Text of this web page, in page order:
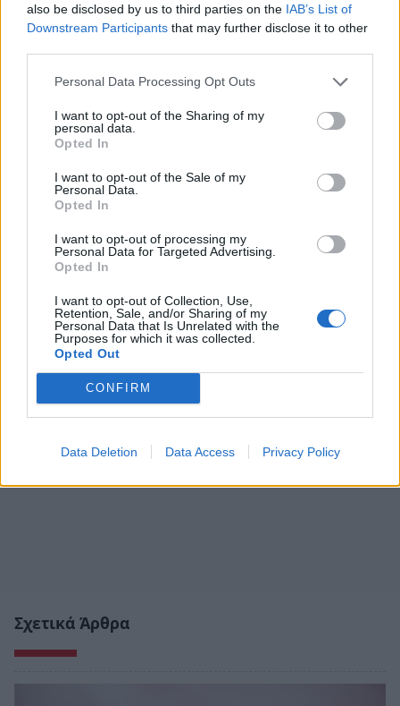
also be disclosed by us to third parties on the IAB’s List of
Downstream Participants that may further disclose it to other
Personal Data Processing Opt Outs
I want to opt-out of the Sharing of my
personal data.
Opted In
I want to opt-out of the Sale of my
Personal Data.
Opted In
I want to opt-out of processing my
Personal Data for Targeted Advertising.
Opted In
I want to opt-out of Collection, Use,
Retention, Sale, and/or Sharing of my
Personal Data that Is Unrelated with the
Purposes for which it was collected.
Opted Out
CONFIRM
Data Deletion Data Access Privacy Policy
Σχετικά Άρθρα